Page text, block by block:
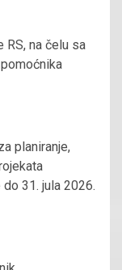
na čelu sa
planiranje,
31. jula 2026.